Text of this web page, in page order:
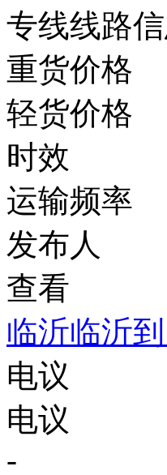
专线线路
重货价格
轻货价格
时效
运输频率
发布人
查看
临沂临沂
电议
电议
-